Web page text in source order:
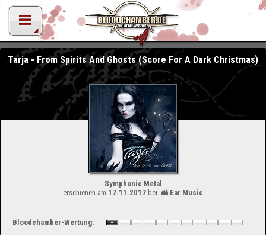
Tarja - From Spirits And Ghosts (Score For A Dark Christmas)
Symphonic Metal
erschienen am 17.11.2017bei Ear Music
Bloodchamber-Wertung: